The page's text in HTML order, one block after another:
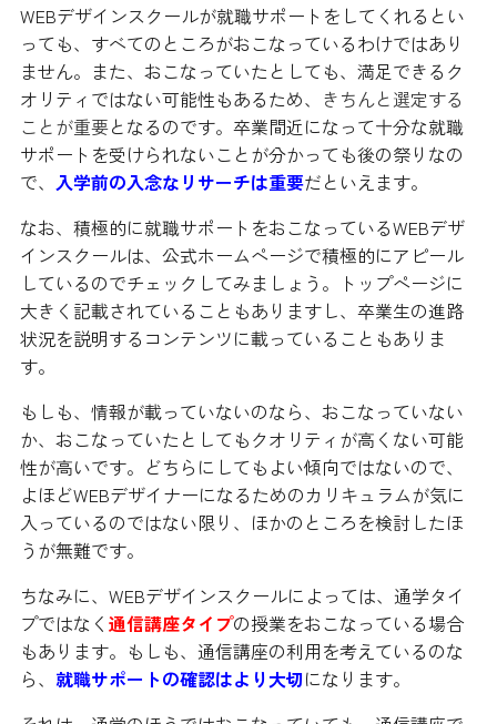
WEBデザインスクールが就職サポートをしてくれるとい
っても、すべてのところがおこなっているわけではあり
ません。また、おこなっていたとしても、満足できるク
オリティではない可能性もあるため、 きちんと選定する
ことが重要となるのです。卒業間近になって十分な就職
サポートを受けられないことが分かっても後の祭りなの
で、 入学前の入念なリサーチは重要だといえます。
なお、積極的に就職サポートをおこなっているWEBデザ
インスクールは、公式ホームページで積極的にアピール
しているのでチェックしてみましょう。トップページに
大きく記載されていることもありますし、卒業生の進路
状況を説明するコンテンツに載っていることもありま
す。
もしも、情報が載っていないのなら、おこなっていない
か、おこなっていたとしてもクオリティが高くない可能
性が高いです。どちらにしてもよい傾向ではないので、
よほどWEBデザイナーになるためのカリキュラムが気に
入っているのではない限り、ほかのところを検討したほ
うが無難です。
ちなみに、WEBデザインスクールによっては、通学タイ
プではなく 通信講座タイプの授業をおこなっている場合
もあります。もしも、通信講座の利用を考えているのな
ら、 就職サポートの確認はより大切になります。